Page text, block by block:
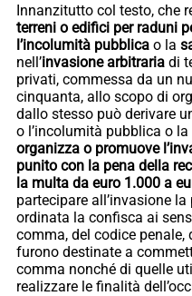
Innanzitutto col testo, che
terreni o edifici per raduni
l’incolumità pubblica o la
nell’invasione arbitraria di
privati, commessa da un
cinquanta, allo scopo di
dallo stesso può derivare
o l’incolumità pubblica o
organizza o promuove
punito con la pena della
la multa da euro 1.000 a
partecipare all’invasione
ordinata la confisca ai
comma, del codice penale,
furono destinate a
comma nonché di quelle
realizzare le finalità